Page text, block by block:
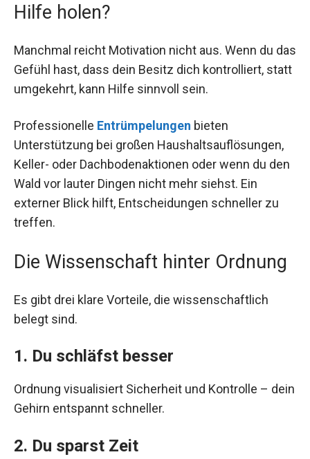
Hilfe holen?
Manchmal reicht Motivation nicht aus. Wenn du das
Gefühl hast, dass dein Besitz dich kontrolliert, statt
umgekehrt, kann Hilfe sinnvoll sein.
Professionelle Entrümpelungen bieten
Unterstützung bei großen Haushaltsauflösungen,
Keller- oder Dachbodenaktionen oder wenn du den
Wald vor lauter Dingen nicht mehr siehst. Ein
externer Blick hilft, Entscheidungen schneller zu
treffen.
Die Wissenschaft hinter Ordnung
Es gibt drei klare Vorteile, die wissenschaftlich
belegt sind.
1. Du schläfst besser
Ordnung visualisiert Sicherheit und Kontrolle – dein
Gehirn entspannt schneller.
2. Du sparst Zeit